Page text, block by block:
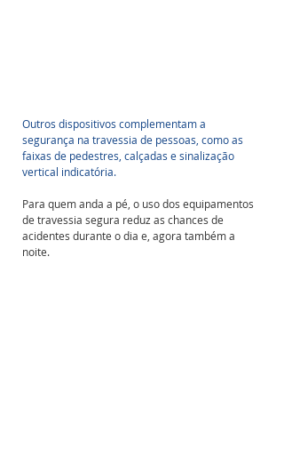
Outros dispositivos complementam a
segurança na travessia de pessoas, como as
faixas de pedestres, calçadas e sinalização
vertical indicatória.
Para quem anda a pé, o uso dos equipamentos
de travessia segura reduz as chances de
acidentes durante o dia e, agora também a
noite.